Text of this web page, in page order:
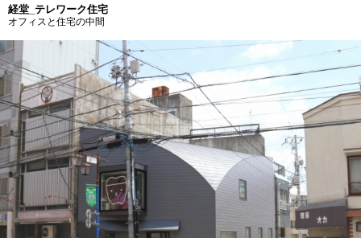
経堂_テレワーク住宅
オフィスと住宅の中間